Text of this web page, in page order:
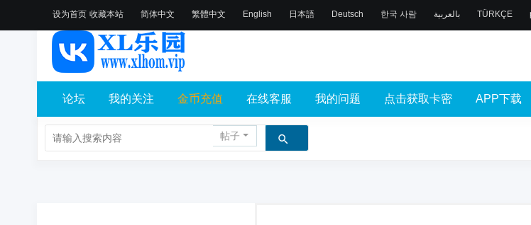
设为首页 收藏本站 简体中文 繁體中文 English 日本語 Deutsch 한국 사람 بالعربية TÜRKÇE
论坛 我的关注 金币充值 在线客服 我的问题 点击获取卡密 APP下载
帖子